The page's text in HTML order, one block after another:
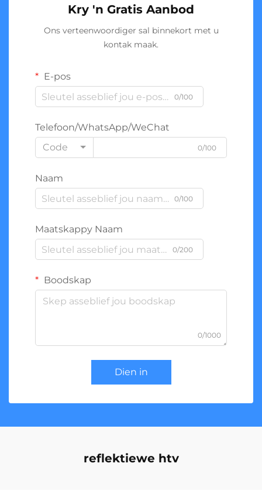
Kry 'n Gratis Aanbod
Ons verteenwoordiger sal binnekort met u
kontak maak.
E-pos
0/100
Telefoon/WhatsApp/WeChat
Code
0/100
Naam
0/100
Maatskappy Naam
0/200
Boodskap
0/1000
Dien in
reflektiewe htv